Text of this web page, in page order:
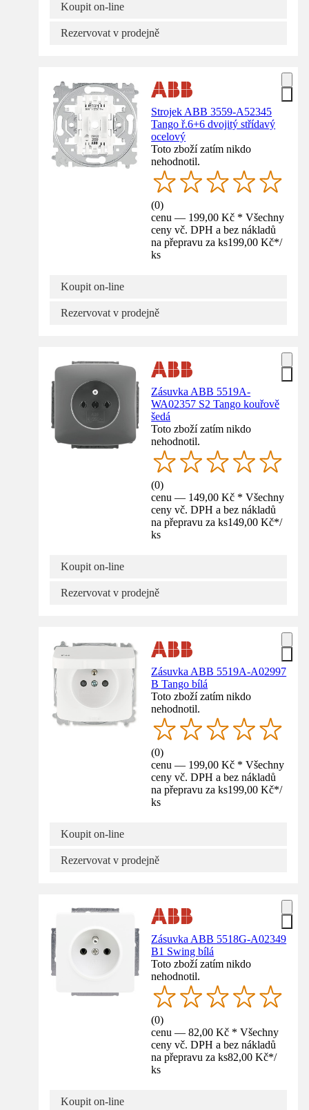
Koupit on-line
Rezervovat v prodejně
Strojek ABB 3559-A52345
Tango ř.6+6 dvojitý střídavý
ocelový
Toto zboží zatím nikdo
nehodnotil.
(0)
cenu — 199,00 Kč * Všechny
ceny vč. DPH a bez nákladů
na přepravu za ks199,00 Kč*/
ks
Koupit on-line
Rezervovat v prodejně
Zásuvka ABB 5519A-
WA02357 S2 Tango kouřově
šedá
Toto zboží zatím nikdo
nehodnotil.
(0)
cenu — 149,00 Kč * Všechny
ceny vč. DPH a bez nákladů
na přepravu za ks149,00 Kč*/
ks
Koupit on-line
Rezervovat v prodejně
Zásuvka ABB 5519A-A02997
B Tango bílá
Toto zboží zatím nikdo
nehodnotil.
(0)
cenu — 199,00 Kč * Všechny
ceny vč. DPH a bez nákladů
na přepravu za ks199,00 Kč*/
ks
Koupit on-line
Rezervovat v prodejně
Zásuvka ABB 5518G-A02349
B1 Swing bílá
Toto zboží zatím nikdo
nehodnotil.
(0)
cenu — 82,00 Kč * Všechny
ceny vč. DPH a bez nákladů
na přepravu za ks82,00 Kč*/
ks
Koupit on-line